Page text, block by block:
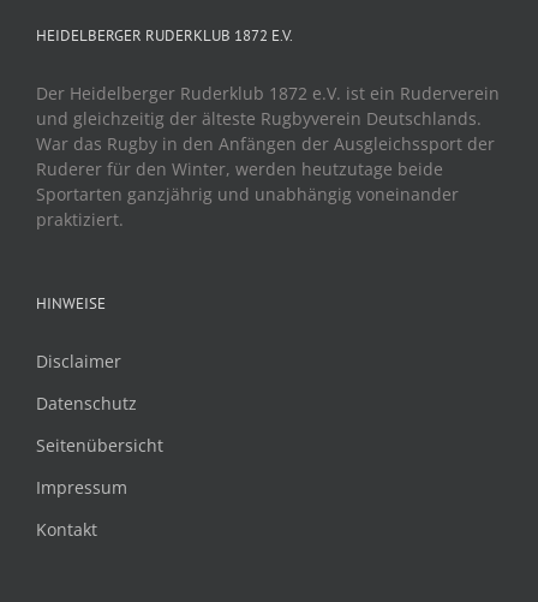
HEIDELBERGER RUDERKLUB 1872 E.V.
Der Heidelberger Ruderklub 1872 e.V. ist ein Ruderverein
und gleichzeitig der älteste Rugbyverein Deutschlands.
War das Rugby in den Anfängen der Ausgleichssport der
Ruderer für den Winter, werden heutzutage beide
Sportarten ganzjährig und unabhängig voneinander
praktiziert.
HINWEISE
Disclaimer
Datenschutz
Seitenübersicht
Impressum
Kontakt